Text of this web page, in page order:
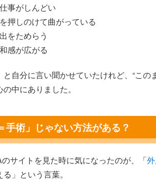
事がしんどい
押しのけて曲がっている
をためらう
感が広がる
と自分に言い聞かせていたけれど、“この
中にありました。
手術」じゃない方法がある？
サイトを見た時に気になったのが、「
」という言葉。